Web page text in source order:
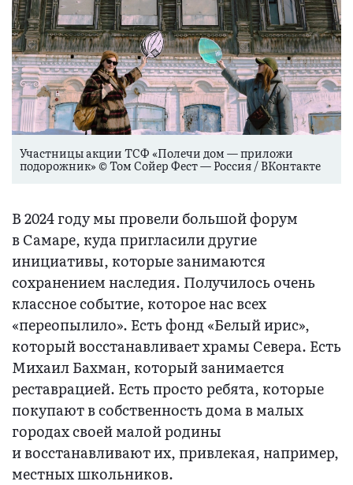
Участницы акции ТСФ «Полечи дом — приложи
подорожник» © Том Сойер Фест — Россия / ВКонтакте
В 2024 году мы провели большой форум
в Самаре, куда пригласили другие
инициативы, которые занимаются
сохранением наследия. Получилось очень
классное событие, которое нас всех
«переопылило». Есть фонд «Белый ирис»,
который восстанавливает храмы Севера. Есть
Михаил Бахман, который занимается
реставрацией. Есть просто ребята, которые
покупают в собственность дома в малых
городах своей малой родины
и восстанавливают их, привлекая, например,
местных школьников.